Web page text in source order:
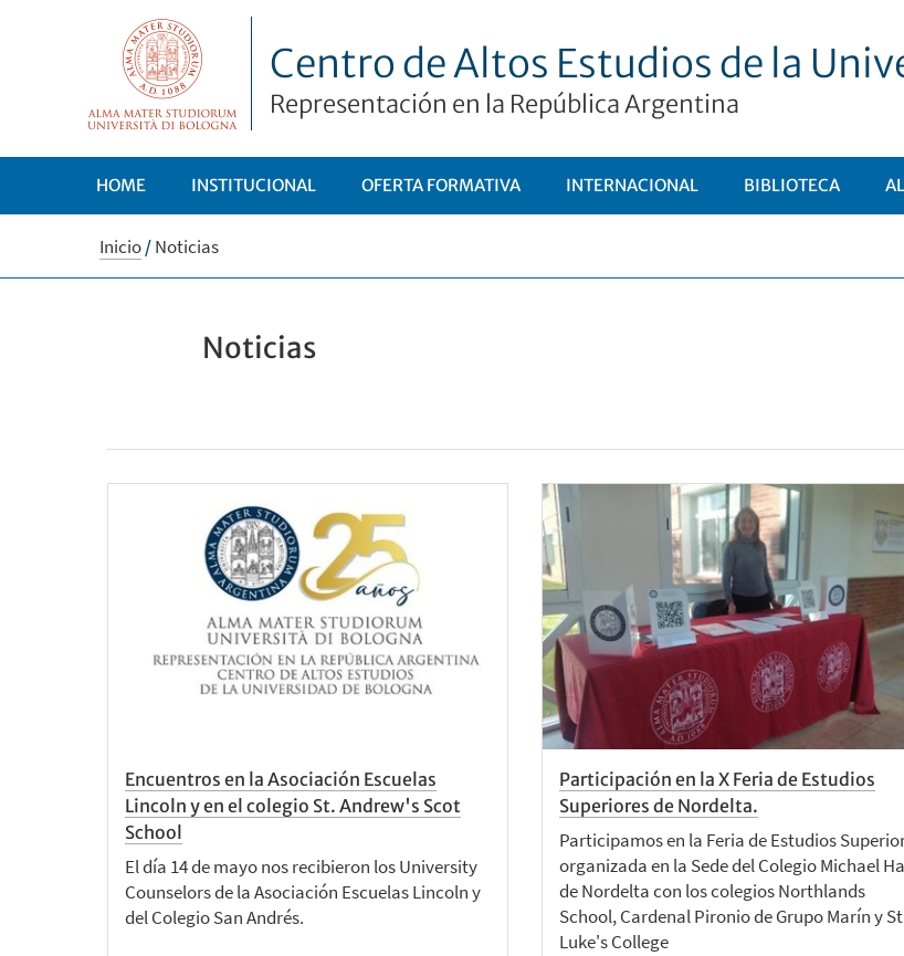
Centro de Altos Estudios de la
Representación en la República Argentina
HOME INSTITUCIONAL OFERTA FORMATIVA INTERNACIONAL BIBLIOTECA
Inicio/Noticias
Noticias
Encuentros en la Asociación Escuelas
Lincoln y en el colegio St. Andrew's Scot
School
El día 14 de mayo nos recibieron los University
Counselors de la Asociación Escuelas Lincoln y
del Colegio San Andrés.
Participación en la X Feria de Estudios
Superiores de Nordelta.
Participamos en la Feria de Estudios
organizada en la Sede del Colegio Michael
de Nordelta con los colegios Northlands
School, Cardenal Pironio de Grupo Marín y
Luke's College